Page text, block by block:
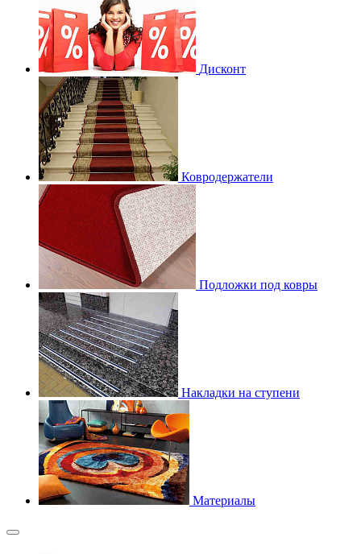
Дисконт
Ковродержатели
Подложки под ковры
Накладки на ступени
Материалы